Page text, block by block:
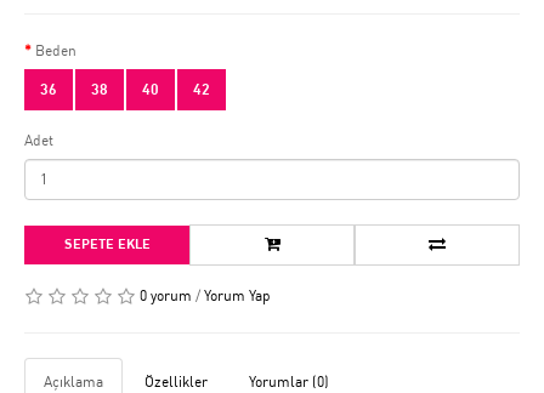
Beden
36 38 40 42
Adet
SEPETE EKLE
0 yorum / Yorum Yap
Açıklama Özellikler Yorumlar (0)